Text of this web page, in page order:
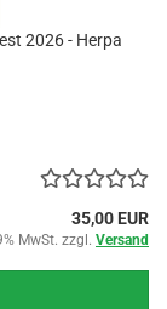
2026 - Herpa
35,00 EUR
MwSt. zzgl. Versand